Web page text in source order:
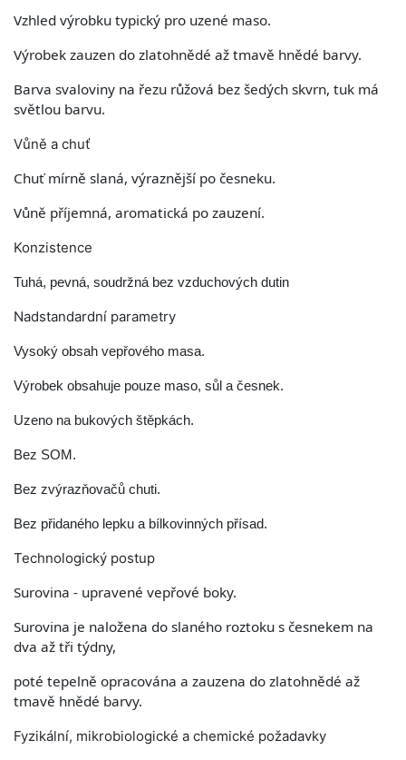
Vzhled výrobku typický pro uzené maso.
Výrobek zauzen do zlatohnědé až tmavě hnědé barvy.
Barva svaloviny na řezu růžová bez šedých skvrn, tuk má
světlou barvu.
Vůně a chuť
Chuť mírně slaná, výraznější po česneku.
Vůně příjemná, aromatická po zauzení.
Konzistence
Tuhá, pevná, soudržná bez vzduchových dutin
Nadstandardní parametry
Vysoký obsah vepřového masa.
Výrobek obsahuje pouze maso, sůl a česnek.
Uzeno na bukových štěpkách.
Bez SOM.
Bez zvýrazňovačů chuti.
Bez přidaného lepku a bílkovinných přísad.
Technologický postup
Surovina - upravené vepřové boky.
Surovina je naložena do slaného roztoku s česnekem na
dva až tři týdny,
poté tepelně opracována a zauzena do zlatohnědé až
tmavě hnědé barvy.
Fyzikální, mikrobiologické a chemické požadavky